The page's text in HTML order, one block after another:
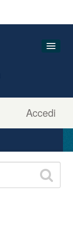
Accedi